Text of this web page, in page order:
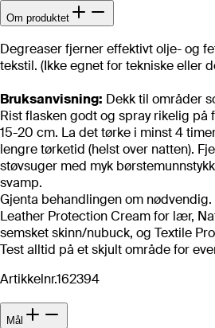
Om produktet
Degreaser fjerner effektivt olje- og
tekstil. (Ikke egnet for tekniske eller
Bruksanvisning: Dekk til områder
Rist flasken godt og spray rikelig på
15-20 cm. La det tørke i minst 4
lengre tørketid (helst over natten).
støvsuger med myk
svamp.
Gjenta behandlingen om
Leather Protection Cream for lær,
semsket skinn/nubuck, og Textile
Test alltid på et skjult område for
Artikkelnr.162394
Mål